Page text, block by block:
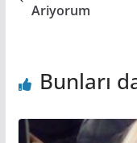
Ariyorum
Bunları